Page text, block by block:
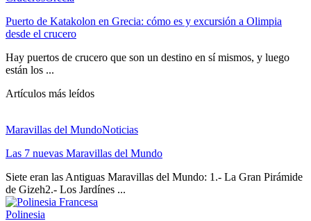
Puerto de Katakolon en Grecia: cómo es y excursión a Olimpia
desde el crucero
Hay puertos de crucero que son un destino en sí mismos, y luego
están los ...
Artículos más leídos
Maravillas del MundoNoticias
Las 7 nuevas Maravillas del Mundo
Siete eran las Antiguas Maravillas del Mundo: 1.- La Gran Pirámide
de Gizeh2.- Los Jardínes ...
Polinesia